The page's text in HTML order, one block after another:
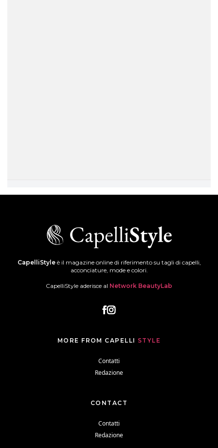
CapelliStyleè il magazine online di riferimento su tagli di capelli,
acconciature, mode e colori.
CapelliStyle aderisce al Network BeautyLab
MORE FROM CAPELLI STYLE
Contatti
Redazione
CONTACT
Contatti
Redazione